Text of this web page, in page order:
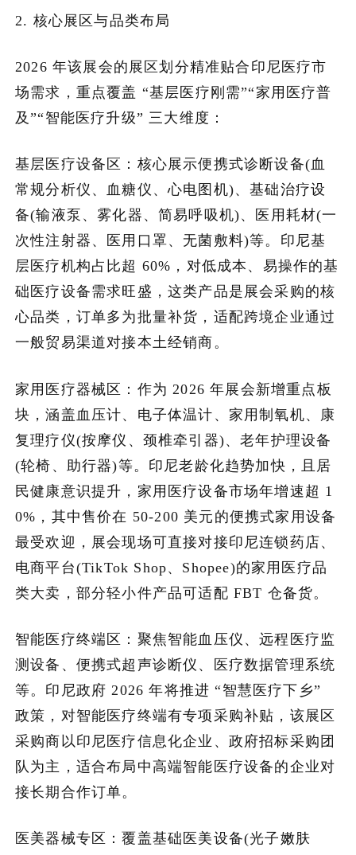
2. 核心展区与品类布局
2026 年该展会的展区划分精准贴合印尼医疗市
场需求，重点覆盖 “基层医疗刚需”“家用医疗普
及”“智能医疗升级” 三大维度：
基层医疗设备区：核心展示便携式诊断设备(血
常规分析仪、血糖仪、心电图机)、基础治疗设
备(输液泵、雾化器、简易呼吸机)、医用耗材(一
次性注射器、医用口罩、无菌敷料)等。印尼基
层医疗机构占比超 60%，对低成本、易操作的基
础医疗设备需求旺盛，这类产品是展会采购的核
心品类，订单多为批量补货，适配跨境企业通过
一般贸易渠道对接本土经销商。
家用医疗器械区：作为 2026 年展会新增重点板
块，涵盖血压计、电子体温计、家用制氧机、康
复理疗仪(按摩仪、颈椎牵引器)、老年护理设备
(轮椅、助行器)等。印尼老龄化趋势加快，且居
民健康意识提升，家用医疗设备市场年增速超 1
0%，其中售价在 50-200 美元的便携式家用设备
最受欢迎，展会现场可直接对接印尼连锁药店、
电商平台(TikTok Shop、Shopee)的家用医疗品
类大卖，部分轻小件产品可适配 FBT 仓备货。
智能医疗终端区：聚焦智能血压仪、远程医疗监
测设备、便携式超声诊断仪、医疗数据管理系统
等。印尼政府 2026 年将推进 “智慧医疗下乡”
政策，对智能医疗终端有专项采购补贴，该展区
采购商以印尼医疗信息化企业、政府招标采购团
队为主，适合布局中高端智能医疗设备的企业对
接长期合作订单。
医美器械专区：覆盖基础医美设备(光子嫩肤